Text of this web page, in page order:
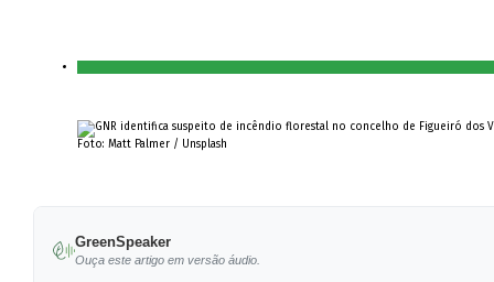
Foto: Matt Palmer / Unsplash
GreenSpeaker
Ouça este artigo em versão áudio.